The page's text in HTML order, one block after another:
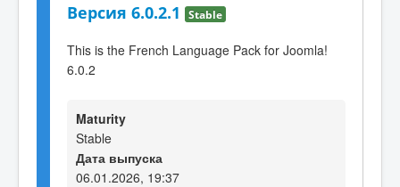
Версия 6.0.2.1 Stable
This is the French Language Pack for Joomla!
6.0.2
Maturity
Stable
Дата выпуска
06.01.2026, 19:37